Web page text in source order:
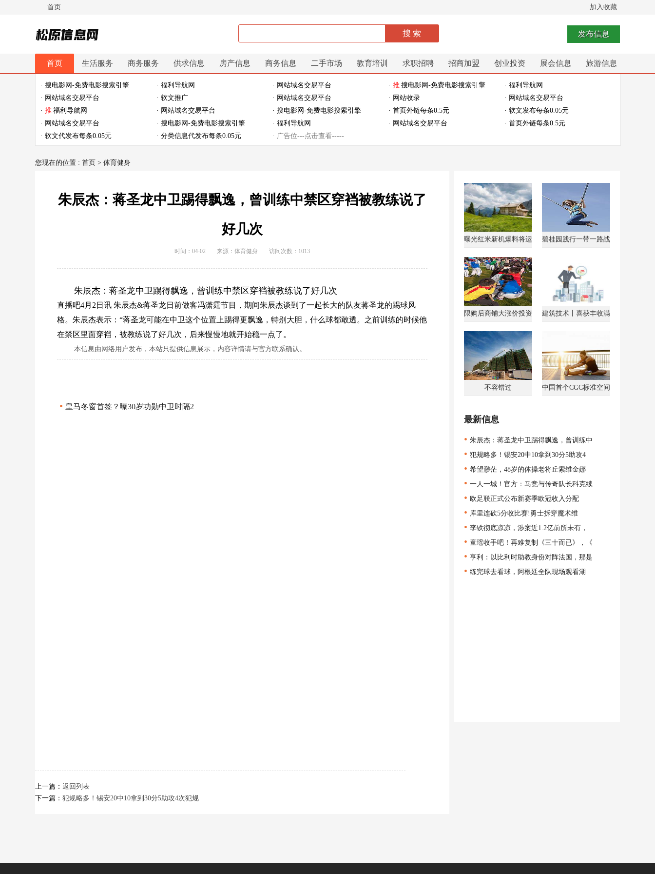
首页 加入收藏
松原信息网 发布信息
首页 生活服务 商务服务 供求信息 房产信息 商务信息 二手市场 教育培训 求职招聘 招商加盟 创业投资 展会信息 旅游信息
休闲娱乐 体育健身 最新资讯 最新推文
· 搜电影网-免费电影搜索引擎 · 福利导航网 · 网站域名交易平台 · 推 搜电影网-免费电影搜索引擎
· 福利导航网
· 网站域名交易平台
· 软文推广 · 网站域名交易平台 · 网站收录
· 网站域名交易平台
· 推 福利导航网 · 网站域名交易平台 · 搜电影网-免费电影搜索引擎 · 首页外链每条0.5元
· 软文发布每条0.05元
· 网站域名交易平台
· 搜电影网-免费电影搜索引擎 · 福利导航网 · 网站域名交易平台
· 首页外链每条0.5元
· 软文代发布每条0.05元
· 分类信息代发布每条0.05元 · 广告位---点击查看-----
您现在的位置 : 首页 > 体育健身
朱辰杰：蒋圣龙中卫踢得飘逸，曾训练中禁区穿裆被教练说了
好几次
时间：04-02 来源： 体育健身 访问次数：1013
朱辰杰：蒋圣龙中卫踢得飘逸，曾训练中禁区穿裆被教练说了好几次
直播吧4月2日讯 朱辰杰&蒋圣龙日前做客冯潇霆节目，期间朱辰杰谈到了一起长大的队友蒋圣龙的踢球风
格。朱辰杰表示：“蒋圣龙可能在中卫这个位置上踢得更飘逸，特别大胆，什么球都敢透。之前训练的时候他
在禁区里面穿裆，被教练说了好几次，后来慢慢地就开始稳一点了。
本信息由网络用户发布， 本站只提供信息展示，内容详情请与官方联系确认。
• 皇马冬窗首签？曝30岁功勋中卫时隔2
上一篇： 返回列表
下一篇： 犯规略多！锡安20中10拿到30分5助攻4次犯规
曝光红米新机爆料将运 碧桂园践行一带一路战
限购后商铺大涨价投资 建筑技术丨喜获丰收满
不容错过 中国首个CGC标准空间
最新信息
• 朱辰杰：蒋圣龙中卫踢得飘逸，曾训练中
• 犯规略多！锡安20中10拿到30分5助攻4
• 希望渺茫，48岁的体操老将丘索维金娜
• 一人一城！官方：马竞与传奇队长科克续
• 欧足联正式公布新赛季欧冠收入分配
• 库里连砍5分收比赛!勇士拆穿魔术维
• 李铁彻底凉凉，涉案近1.2亿前所未有，
• 童瑶收手吧！再难复制《三十而已》，《
• 亨利：以比利时助教身份对阵法国，那是
• 练完球去看球，阿根廷全队现场观看湖